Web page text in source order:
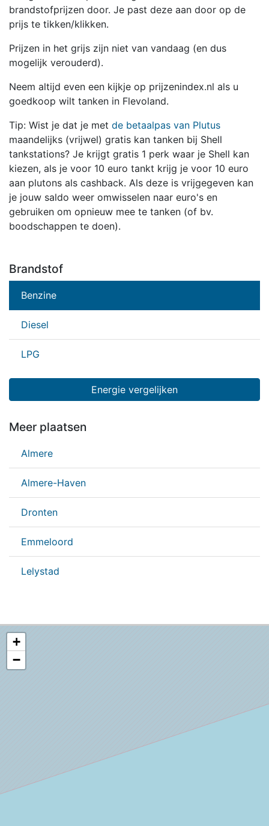
brandstofprijzen door. Je past deze aan door op de
prijs te tikken/klikken.
Prijzen in het grijs zijn niet van vandaag (en dus
mogelijk verouderd).
Neem altijd even een kijkje op prijzenindex.nl als u
goedkoop wilt tanken in Flevoland.
Tip: Wist je dat je met de betaalpas van Plutus
maandelijks (vrijwel) gratis kan tanken bij Shell
tankstations? Je krijgt gratis 1 perk waar je Shell kan
kiezen, als je voor 10 euro tankt krijg je voor 10 euro
aan plutons als cashback. Als deze is vrijgegeven kan
je jouw saldo weer omwisselen naar euro's en
gebruiken om opnieuw mee te tanken (of bv.
boodschappen te doen).
Brandstof
Benzine
Diesel
LPG
Energie vergelijken
Meer plaatsen
Almere
Almere-Haven
Dronten
Emmeloord
Lelystad
+
−